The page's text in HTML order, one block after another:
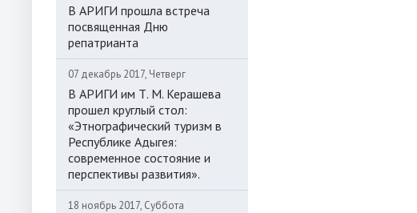
В АРИГИ прошла встреча
посвященная Дню
репатрианта
07 декабрь 2017, Четверг
В АРИГИ им Т. М. Керашева
прошел круглый стол:
«Этнографический туризм в
Республике Адыгея:
современное состояние и
перспективы развития».
18 ноябрь 2017, Суббота